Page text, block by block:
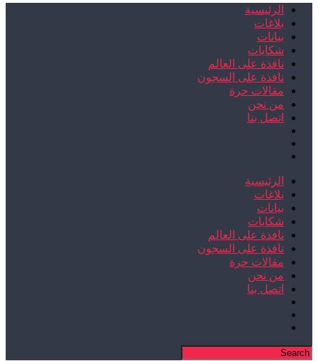
الرئيسية
بلاغات
بيانات
شكايات
نافذة على العالم
نافذة على السجون
مقالات حرة
من نحن
اتصل بنا
الرئيسية
بلاغات
بيانات
شكايات
نافذة على العالم
نافذة على السجون
مقالات حرة
من نحن
اتصل بنا